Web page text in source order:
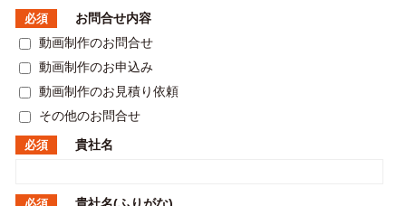
必須
お問合せ内容
動画制作のお問合せ
動画制作のお申込み
動画制作のお見積り依頼
その他のお問合せ
必須 貴社名